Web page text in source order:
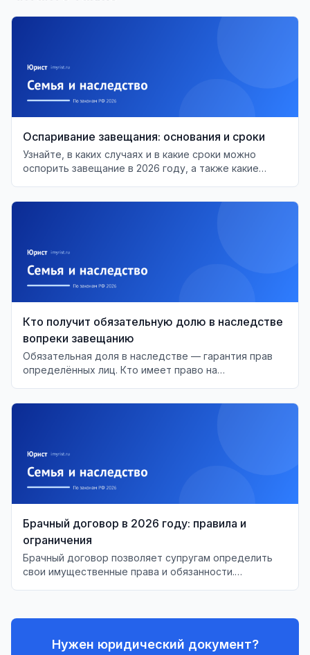
Оспаривание завещания: основания и сроки
Узнайте, в каких случаях и в какие сроки можно
оспорить завещание в 2026 году, а также какие
Кто получит обязательную долю в наследстве
вопреки завещанию
Обязательная доля в наследстве — гарантия прав
определённых лиц. Кто имеет право на
Брачный договор в 2026 году: правила и
ограничения
Брачный договор позволяет супругам определить
свои имущественные права и обязанности.
Нужен юридический документ?